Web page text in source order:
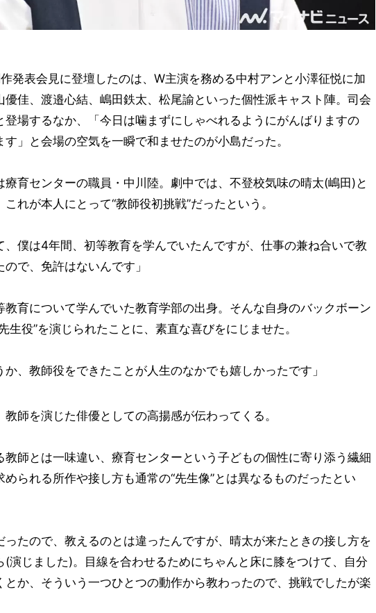
発表会見に登壇したのは、W主演を務める中村アンと小澤征悦に加
優佳、渡邉心結、嶋田鉄太、松尾諭といった個性派キャスト陣。司会
登場するなか、「今日は噛まずにしゃべれるようにがんばりますの
」と会場の空気を一瞬で和ませたのが小島だった。
育センターの職員・中川陸。劇中では、不登校気味の晴太(嶋田)と
れが本人にとって“教師役初挑戦”だったという。
、僕は4年間、初等教育を学んでいたんですが、仕事の兼ね合いで教
で、免許はないんです」
教育について学んでいた教育学部の出身。そんな自身のバックボーン
生役”を演じられたことに、素直な喜びをにじませた。
か、教師役をできたことが人生のなかでも嬉しかったです」
師を演じた俳優としての高揚感が伝わってくる。
教師とは一味違い、療育センターという子どもの個性に寄り添う繊細
られる所作や接し方も通常の“先生像”とは異なるものだったとい
ったので、教えるのとは違ったんですが、晴太が来たときの接し方を
(演じました)。目線を合わせるためにちゃんと床に膝をつけて、自分
とか、そういう一つひとつの動作から教わったので、挑戦でしたが楽